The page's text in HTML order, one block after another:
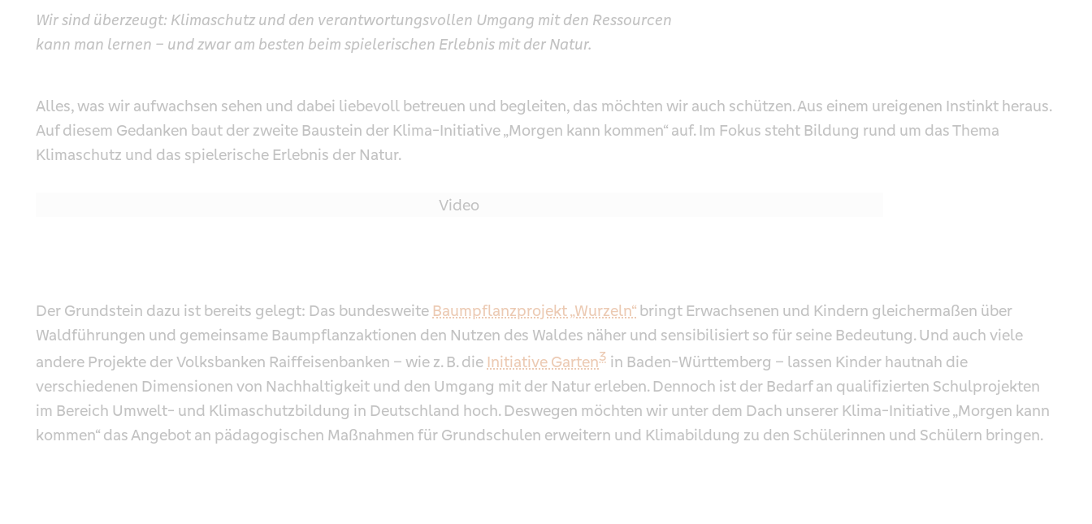
Wir sind überzeugt: Klimaschutz und den verantwortungsvollen Umgang mit den Ressourcen
kann man lernen – und zwar am besten beim spielerischen Erlebnis mit der Natur.
Alles, was wir aufwachsen sehen und dabei liebevoll betreuen und begleiten, das möchten wir auch schützen. Aus einem ureigenen Instinkt heraus.
Auf diesem Gedanken baut der zweite Baustein der Klima-Initiative „Morgen kann kommen“ auf. Im Fokus steht Bildung rund um das Thema
Klimaschutz und das spielerische Erlebnis der Natur.
Video
Der Grundstein dazu ist bereits gelegt: Das bundesweite Baum­pflanz­projekt „Wurzeln“ bringt Erwachsenen und Kindern gleichermaßen über
Waldführungen und gemeinsame Baum­­­pflanz­­­aktionen den Nutzen des Waldes näher und sensibilisiert so für seine Bedeutung. Und auch viele
andere Projekte der Volksbanken Raiffeisenbanken – wie z. B. die Initiative Garten3 in Baden-Württemberg – lassen Kinder hautnah die
verschiedenen Dimen­sionen von Nachhaltigkeit und den Umgang mit der Natur erleben. Dennoch ist der Bedarf an qualifizierten Schulprojekten
im Bereich Umwelt- und Klimaschutzbildung in Deutschland hoch. Deswegen möchten wir unter dem Dach unserer Klima-Initiative „Morgen kann
kommen“ das Angebot an pädagogischen Maßnahmen für Grundschulen erweitern und Klimabildung zu den Schülerinnen und Schülern bringen.